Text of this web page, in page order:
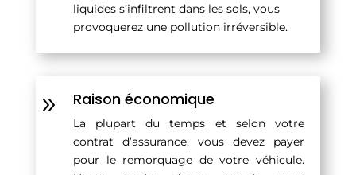
liquides s’infiltrent dans les sols, vous
provoquerez une pollution irréversible.
9 Raison économique
La plupart du temps et selon votre
contrat d’assurance, vous devez payer
pour le remorquage de votre véhicule.